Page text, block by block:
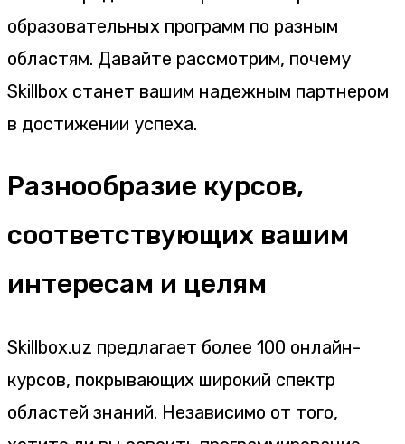
образовательных программ по разным
областям. Давайте рассмотрим, почему
Skillbox станет вашим надежным партнером
в достижении успеха.
Разнообразие курсов,
соответствующих вашим
интересам и целям
Skillbox.uz предлагает более 100 онлайн-
курсов, покрывающих широкий спектр
областей знаний. Независимо от того,